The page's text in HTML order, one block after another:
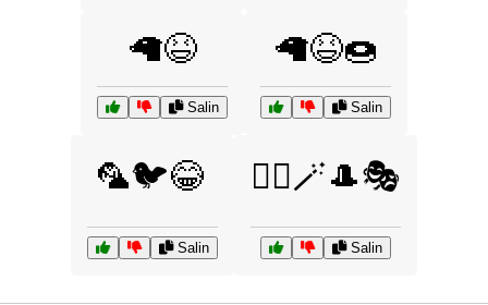
🦙😆
Salin
🦙😆🍩
Salin
🦜🐦😂
Salin
🧙‍♂️🪄🎩🎭
Salin